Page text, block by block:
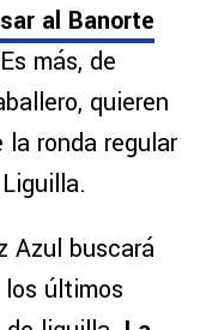
al Banorte
más, de
quieren
ronda regular
Azul buscará
últimos